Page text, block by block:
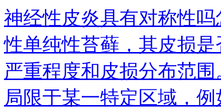
神经性皮炎具有对称性
性单纯性苔藓，其皮损
严重程度和皮损分布范
局限于某一特定区域，